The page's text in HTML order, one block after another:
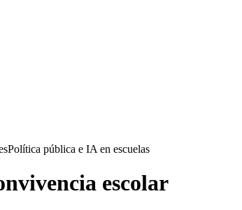
Política pública e IA en escuelas
escolar